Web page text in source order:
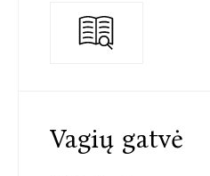
Vagių gatvė